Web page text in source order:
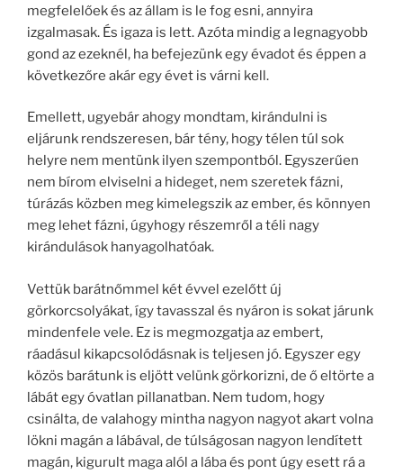
megfelelőek és az állam is le fog esni, annyira
izgalmasak. És igaza is lett. Azóta mindig a legnagyobb
gond az ezeknél, ha befejezünk egy évadot és éppen a
következőre akár egy évet is várni kell.
Emellett, ugyebár ahogy mondtam, kirándulni is
eljárunk rendszeresen, bár tény, hogy télen túl sok
helyre nem mentünk ilyen szempontból. Egyszerűen
nem bírom elviselni a hideget, nem szeretek fázni,
túrázás közben meg kimelegszik az ember, és könnyen
meg lehet fázni, úgyhogy részemről a téli nagy
kirándulások hanyagolhatóak.
Vettük barátnőmmel két évvel ezelőtt új
görkorcsolyákat, így tavasszal és nyáron is sokat járunk
mindenfele vele. Ez is megmozgatja az embert,
ráadásul kikapcsolódásnak is teljesen jó. Egyszer egy
közös barátunk is eljött velünk görkorizni, de ő eltörte a
lábát egy óvatlan pillanatban. Nem tudom, hogy
csinálta, de valahogy mintha nagyon nagyot akart volna
lökni magán a lábával, de túlságosan nagyon lendített
magán, kigurult maga alól a lába és pont úgy esett rá a